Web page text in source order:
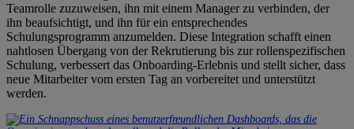
Teamrolle zuzuweisen, ihn mit einem Manager zu verbinden, der
ihn beaufsichtigt, und ihn für ein entsprechendes
Schulungsprogramm anzumelden. Diese Integration schafft einen
nahtlosen Übergang von der Rekrutierung bis zur rollenspezifischen
Schulung, verbessert das Onboarding-Erlebnis und stellt sicher, dass
neue Mitarbeiter vom ersten Tag an vorbereitet und unterstützt
werden.